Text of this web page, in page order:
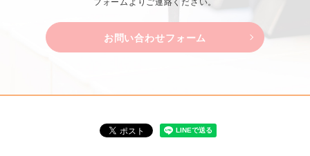
お問い合わせフォーム